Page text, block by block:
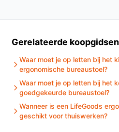
toevoeging aan elke werkplek.
Ontdek alle specificaties en
debestebureaustoel.nl. Kies
bij jouw behoeften!
Gerelateerde koopgidsen
Waar moet je op letten bij het
ergonomische bureaustoel?
Waar moet je op letten bij het
goedgekeurde bureaustoel?
Wanneer is een LifeGoods
geschikt voor thuiswerken?